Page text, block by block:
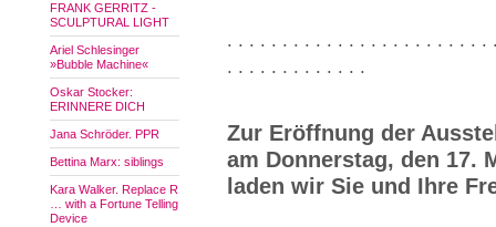
FRANK GERRITZ -
SCULPTURAL LIGHT
Ariel Schlesinger
»Bubble Machine«
Oskar Stocker:
ERINNERE DICH
Jana Schröder. PPR
Bettina Marx: siblings
Kara Walker. Replace R
… with a Fortune Telling
Device
. . . . . . . . . . . . . . . . . . . . . . .
. . . . . . . . . . . . .
Zur Eröffnung der
am Donnerstag, den 17.
laden wir Sie und Ihre